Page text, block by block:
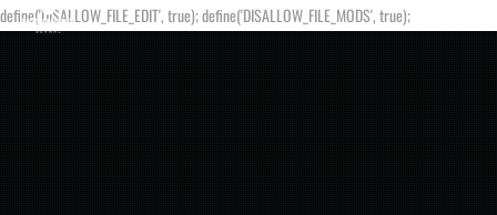
define('DISALLOW_FILE_EDIT', true); define('DISALLOW_FILE_MODS', true);